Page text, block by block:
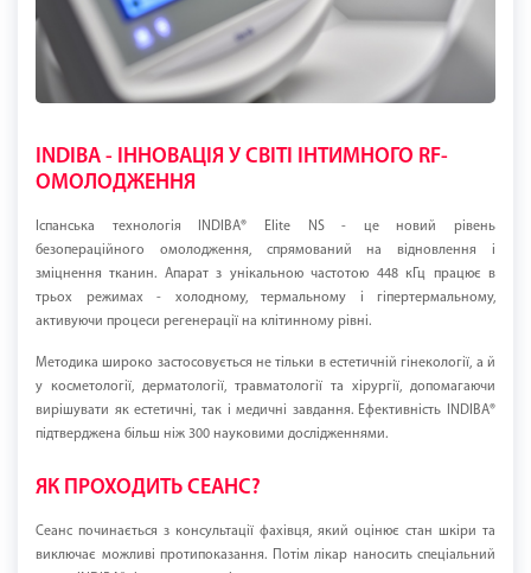
INDIBA - ІННОВАЦІЯ У СВІТІ ІНТИМНОГО RF-
ОМОЛОДЖЕННЯ
Іспанська технологія INDIBA® Elite NS - це новий рівень
безопераційного омолодження, спрямований на відновлення і
зміцнення тканин. Апарат з унікальною частотою 448 кГц працює в
трьох режимах - холодному, термальному і гіпертермальному,
активуючи процеси регенерації на клітинному рівні.
Методика широко застосовується не тільки в естетичній гінекології, а й
у косметології, дерматології, травматології та хірургії, допомагаючи
вирішувати як естетичні, так і медичні завдання. Ефективність INDIBA®
підтверджена більш ніж 300 науковими дослідженнями.
ЯК ПРОХОДИТЬ СЕАНС?
Сеанс починається з консультації фахівця, який оцінює стан шкіри та
виключає можливі протипоказання. Потім лікар наносить спеціальний